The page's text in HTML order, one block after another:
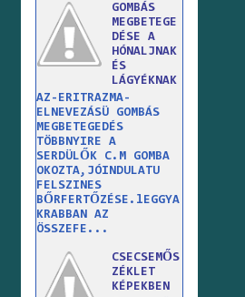
GOMBÁS
MEGBETEGE
DÉSE A
HÓNALJNAK
ÉS
LÁGYÉKNAK
AZ-ERITRAZMA-
ELNEVEZÁSÜ GOMBÁS
MEGBETEGEDÉS
TÖBBNYIRE A
SERDÜLŐK C.M GOMBA
OKOZTA,JÓINDULATU
FELSZINES
BŐRFERTŐZÉSE.lEGGYA
KRABBAN AZ
ÖSSZEFE...
CSECSEMŐS
ZÉKLET
KÉPEKBEN